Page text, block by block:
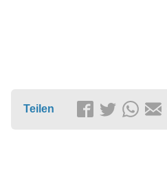
Teilen